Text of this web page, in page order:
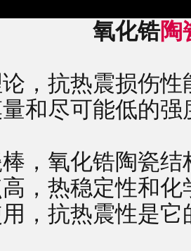
氧化锆陶
，抗热震损伤
和尽可能低的强
，氧化锆陶瓷
，热稳定性和
，抗热震性是